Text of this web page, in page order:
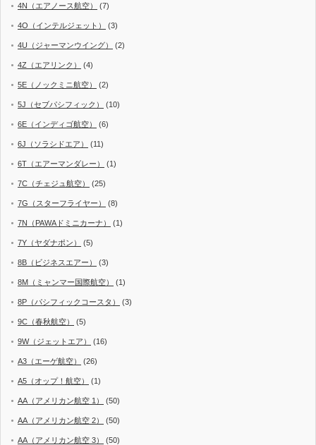
4N（エアノース航空） (7)
4O（インテルジェット） (3)
4U（ジャーマンウイング） (2)
4Z（エアリンク） (4)
5E（ノックミニ航空） (2)
5J（セブパシフィック） (10)
6E（インディゴ航空） (6)
6J（ソラシドエア） (11)
6T（エアーマンダレー） (1)
7C（チェジュ航空） (25)
7G（スターフライヤー） (8)
7N（PAWAドミニカーナ） (1)
7Y（ヤダナポン） (5)
8B（ビジネスエアー） (3)
8M（ミャンマー国際航空） (1)
8P（パシフィックコースタ） (3)
9C（春秋航空） (5)
9W（ジェットエア） (16)
A3（エーゲ航空） (26)
A5（オップ！航空） (1)
AA（アメリカン航空 1） (50)
AA（アメリカン航空 2） (50)
AA（アメリカン航空 3） (50)